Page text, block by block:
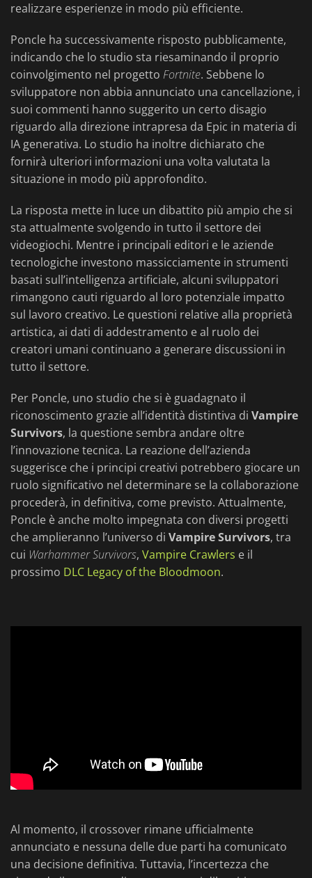
realizzare esperienze in modo più efficiente.
Poncle ha successivamente risposto pubblicamente,
indicando che lo studio sta riesaminando il proprio
coinvolgimento nel progetto Fortnite. Sebbene lo
sviluppatore non abbia annunciato una cancellazione, i
suoi commenti hanno suggerito un certo disagio
riguardo alla direzione intrapresa da Epic in materia di
IA generativa. Lo studio ha inoltre dichiarato che
fornirà ulteriori informazioni una volta valutata la
situazione in modo più approfondito.
La risposta mette in luce un dibattito più ampio che si
sta attualmente svolgendo in tutto il settore dei
videogiochi. Mentre i principali editori e le aziende
tecnologiche investono massicciamente in strumenti
basati sull’intelligenza artificiale, alcuni sviluppatori
rimangono cauti riguardo al loro potenziale impatto
sul lavoro creativo. Le questioni relative alla proprietà
artistica, ai dati di addestramento e al ruolo dei
creatori umani continuano a generare discussioni in
tutto il settore.
Per Poncle, uno studio che si è guadagnato il
riconoscimento grazie all’identità distintiva di Vampire
Survivors, la questione sembra andare oltre
l’innovazione tecnica. La reazione dell’azienda
suggerisce che i principi creativi potrebbero giocare un
ruolo significativo nel determinare se la collaborazione
procederà, in definitiva, come previsto. Attualmente,
Poncle è anche molto impegnata con diversi progetti
che amplieranno l’universo di Vampire Survivors, tra
cui Warhammer Survivors, Vampire Crawlers e il
prossimo DLC Legacy of the Bloodmoon.
Al momento, il crossover rimane ufficialmente
annunciato e nessuna delle due parti ha comunicato
una decisione definitiva. Tuttavia, l’incertezza che